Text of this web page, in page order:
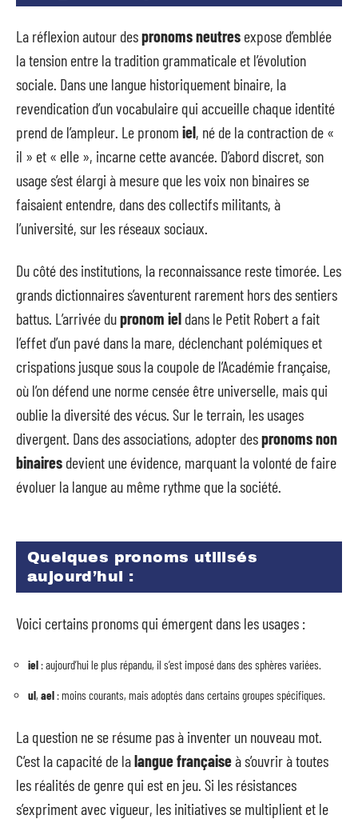
La réflexion autour despronoms neutres expose d’emblée
la tension entre la tradition grammaticale et l’évolution
sociale. Dans une langue historiquement binaire, la
revendication d’un vocabulaire qui accueille chaque identité
prend de l’ampleur. Le pronom iel, né de la contraction de «
il » et « elle », incarne cette avancée. D’abord discret, son
usage s’est élargi à mesure que les voix non binaires se
faisaient entendre, dans des collectifs militants, à
l’université, sur les réseaux sociaux.
Du côté des institutions, la reconnaissance reste timorée. Les
grands dictionnaires s’aventurent rarement hors des sentiers
battus. L’arrivée dupronom iel dans le Petit Robert a fait
l’effet d’un pavé dans la mare, déclenchant polémiques et
crispations jusque sous la coupole de l’Académie française,
où l’on défend une norme censée être universelle, mais qui
oublie la diversité des vécus. Sur le terrain, les usages
divergent. Dans des associations, adopter despronoms non
binaires devient une évidence, marquant la volonté de faire
évoluer la langue au même rythme que la société.
Quelques pronoms utilisés
aujourd’hui :
Voici certains pronoms qui émergent dans les usages :
iel : aujourd’hui le plus répandu, il s’est imposé dans des sphères variées.
ul, ael : moins courants, mais adoptés dans certains groupes spécifiques.
La question ne se résume pas à inventer un nouveau mot.
C’est la capacité de lalangue françaiseà s’ouvrir à toutes
les réalités de genre qui est en jeu. Si les résistances
s’expriment avec vigueur, les initiatives se multiplient et le